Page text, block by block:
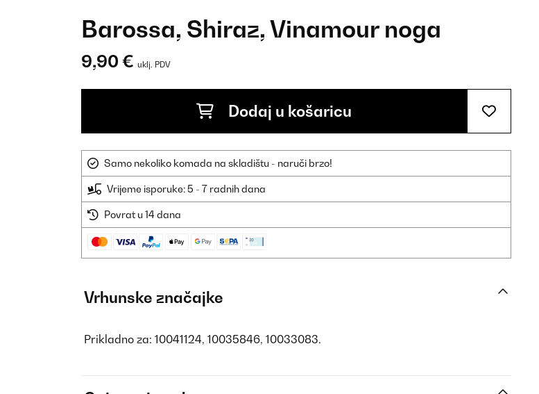
Barossa, Shiraz, Vinamour noga
9,90 € uklj. PDV
Dodaj u košaricu
Samo nekoliko komada na skladištu - naruči brzo!
Vrijeme isporuke: 5 - 7 radnih dana
Povrat u 14 dana
Vrhunske značajke
Prikladno za: 10041124, 10035846, 10033083.